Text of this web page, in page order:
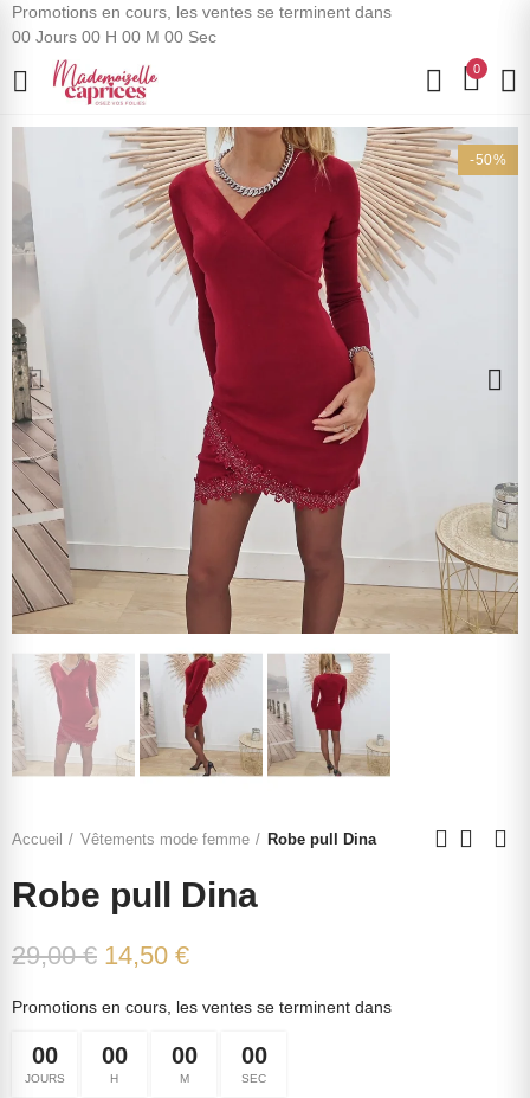
Promotions en cours, les ventes se terminent dans
00 Jours 00 H 00 M 00 Sec
0
-50%
Accueil Vêtements mode femme Robe pull Dina
Robe pull Dina
29,00 € 14,50 €
Promotions en cours, les ventes se terminent dans
00
JOURS
00
H
00
M
00
SEC